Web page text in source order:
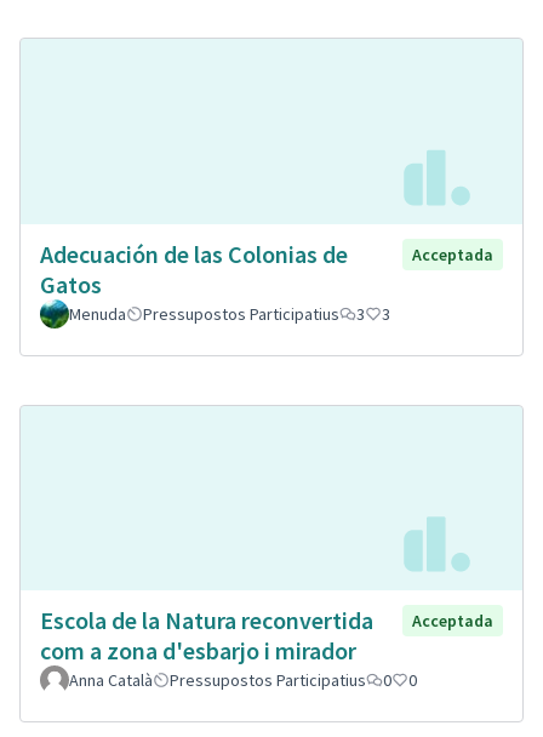
Adecuación de las Colonias de
Gatos
Acceptada
Menuda Pressupostos Participatius 3 3
Escola de la Natura reconvertida
com a zona d'esbarjo i mirador
Acceptada
Anna Català Pressupostos Participatius 0 0